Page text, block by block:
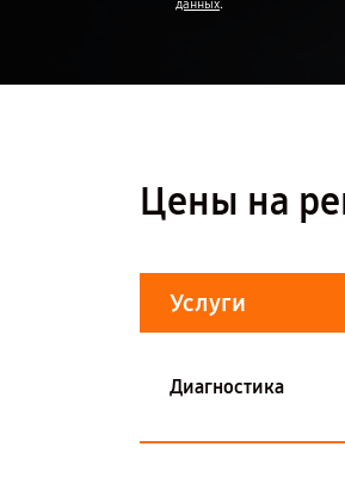
данных.
Цены на
Услуги
Диагностика